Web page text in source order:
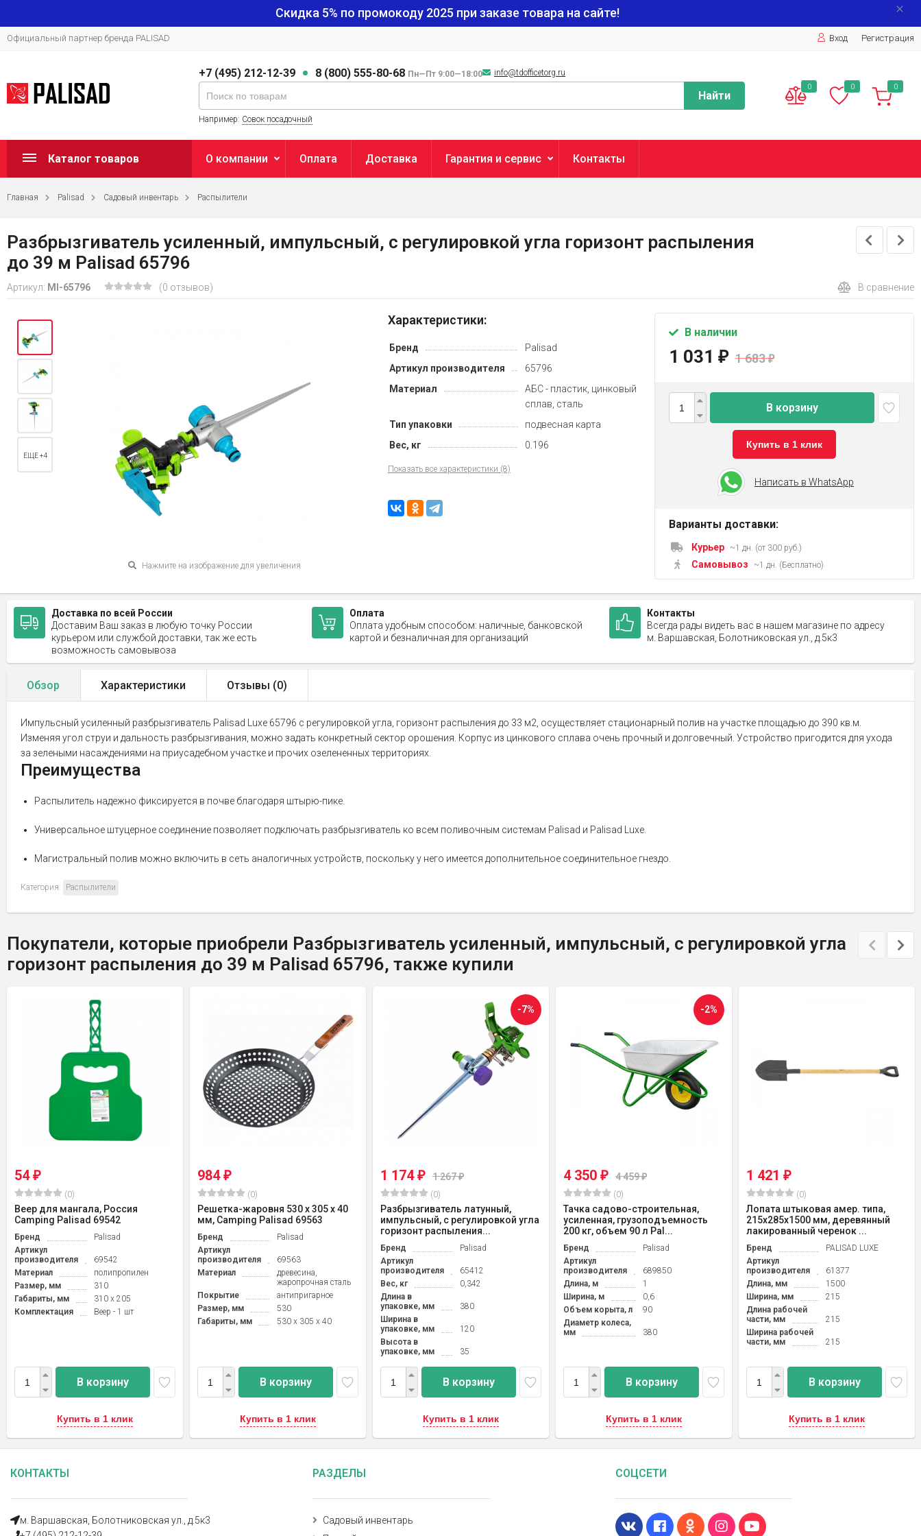
Скидка 5% по промокоду 2025 при заказе товара на сайте!
Официальный партнер бренда PALISAD Вход Регистрация
+7 (495) 212-12-39 8 (800) 555-80-68 Пн—Пт 9:00—18:00 info@tdofficetorg.ru
Найти
Например: Совок посадочный
0 0 0
Каталог товаров О компании Оплата Доставка Гарантия и сервис Контакты
Главная Palisad Садовый инвентарь Распылители
Разбрызгиватель усиленный, импульсный, с регулировкой угла горизонт распыления
до 39 м Palisad 65796
Артикул: MI-65796 (0 отзывов) В сравнение
Нажмите на изображение для увеличения
ЕЩЕ +4
Характеристики:
Бренд
Palisad
Артикул производителя
65796
Материал
АБС - пластик, цинковый
сплав, сталь
Тип упаковки
подвесная карта
Вес, кг
0.196
Показать все характеристики (8)
В наличии
1 031 ₽ 1 683₽
В корзину
Купить в 1 клик
Написать в WhatsApp
Варианты доставки:
Курьер ~1 дн. (от 300 руб.)
Самовывоз ~1 дн. (Бесплатно)
Доставка по всей России
Доставим Ваш заказ в любую точку России
курьером или службой доставки, так же есть
возможность самовывоза
Оплата
Оплата удобным способом: наличные, банковской
картой и безналичная для организаций
Контакты
Всегда рады видеть вас в нашем магазине по адресу
м. Варшавская, Болотниковская ул., д.5к3
Обзор Характеристики Отзывы (0)
Импульсный усиленный разбрызгиватель Palisad Luxe 65796 с регулировкой угла, горизонт распыления до 33 м2, осуществляет стационарный полив на участке площадью до 390 кв.м.
Изменяя угол струи и дальность разбрызгивания, можно задать конкретный сектор орошения. Корпус из цинкового сплава очень прочный и долговечный. Устройство пригодится для ухода
за зелеными насаждениями на приусадебном участке и прочих озелененных территориях.
Преимущества
Распылитель надежно фиксируется в почве благодаря штырю-пике.
Универсальное штуцерное соединение позволяет подключать разбрызгиватель ко всем поливочным системам Palisad и Palisad Luxe.
Магистральный полив можно включить в сеть аналогичных устройств, поскольку у него имеется дополнительное соединительное гнездо.
Категория: Распылители
Покупатели, которые приобрели Разбрызгиватель усиленный, импульсный, с регулировкой угла
горизонт распыления до 39 м Palisad 65796, также купили
54 ₽
(0)
Веер для мангала, Россия
Camping Palisad 69542
Бренд
Palisad
Артикул
производителя
69542
Материал
полипропилен
Размер, мм
310
Габариты, мм
310 x 205
Комплектация
Веер - 1 шт
В корзину
Купить в 1 клик
984 ₽
(0)
Решетка-жаровня 530 х 305 х 40
мм, Camping Palisad 69563
Бренд
Palisad
Артикул
производителя
69563
Материал
древесина,
жаропрочная сталь
Покрытие
антипригарное
Размер, мм
530
Габариты, мм
530 x 305 x 40
В корзину
Купить в 1 клик
-7%
1 174 ₽ 1 267₽
(0)
Разбрызгиватель латунный,
импульсный, с регулировкой угла
горизонт распыления...
Бренд
Palisad
Артикул
производителя
65412
Вес, кг
0,342
Длина в
упаковке, мм
380
Ширина в
упаковке, мм
120
Высота в
упаковке, мм
35
В корзину
Купить в 1 клик
-2%
4 350 ₽ 4 459₽
(0)
Тачка садово-строительная,
усиленная, грузоподъемность
200 кг, объем 90 л Pal...
Бренд
Palisad
Артикул
производителя
689850
Длина, м
1
Ширина, м
0,6
Объем корыта, л
90
Диаметр колеса,
мм
380
В корзину
Купить в 1 клик
1 421 ₽
(0)
Лопата штыковая амер. типа,
215х285х1500 мм, деревянный
лакированный черенок ...
Бренд
PALISAD LUXE
Артикул
производителя
61377
Длина, мм
1500
Ширина, мм
215
Длина рабочей
части, мм
215
Ширина рабочей
части, мм
215
В корзину
Купить в 1 клик
КОНТАКТЫ
м. Варшавская, Болотниковская ул., д.5к3
РАЗДЕЛЫ
Садовый инвентарь
СОЦСЕТИ